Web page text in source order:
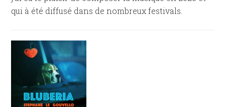
qui à été diffusé dans de nombreux festivals.